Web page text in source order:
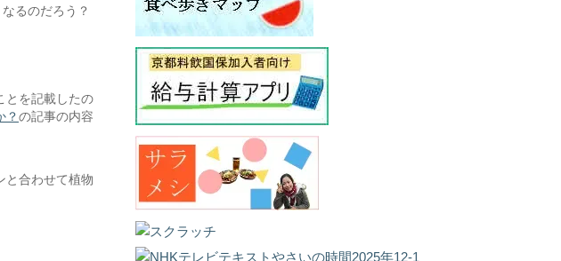
るのだろう？
とを記載したの
？の記事の内容
と合わせて植物